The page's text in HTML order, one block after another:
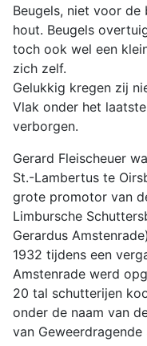
Beugels, niet voor de
hout. Beugels
toch ook wel een
zich zelf.
Gelukkig kregen zij
Vlak onder het
verborgen.
Gerard Fleischeuer
St.-Lambertus te
grote promotor van
Limbursche
Gerardus
1932 tijdens een
Amstenrade werd
20 tal schutterijen
onder de naam van
van